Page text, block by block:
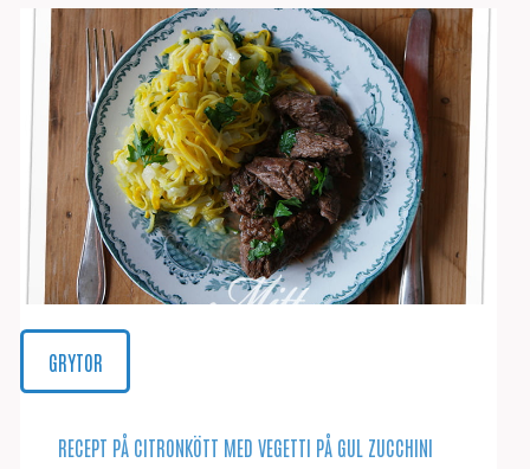
GRYTOR
RECEPT PÅ CITRONKÖTT MED VEGETTI PÅ GUL ZUCCHINI